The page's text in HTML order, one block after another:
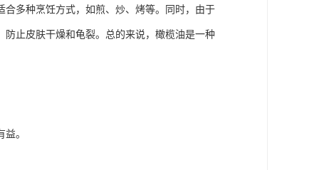
多种烹饪方式，如煎、炒、烤等。同时，由于
止皮肤干燥和龟裂。总的来说，橄榄油是一种
。